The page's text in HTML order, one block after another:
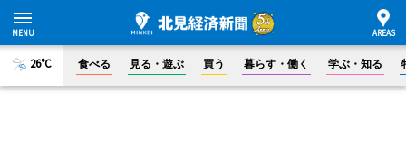
26°C 食べる 見る・遊ぶ 買う 暮らす・働く 学ぶ・知る